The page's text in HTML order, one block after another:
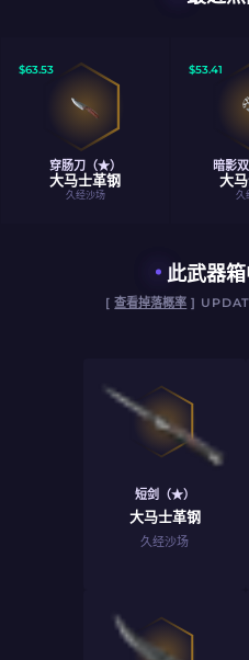
$63.53
穿肠刀（★）
大马士革钢
久经沙场
$53.41
暗影
大
久
此武器
[查看掉落概率 ]
短剑（★）
大马士革钢
久经沙场